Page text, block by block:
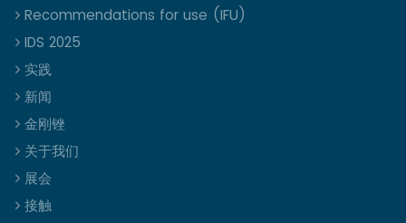
Recommendations for use (IFU)
IDS 2025
实践
新闻
金刚锉
关于我们
展会
接触